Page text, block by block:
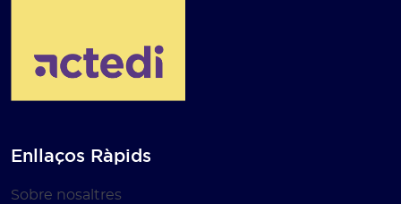
Enllaços Ràpids
Sobre nosaltres